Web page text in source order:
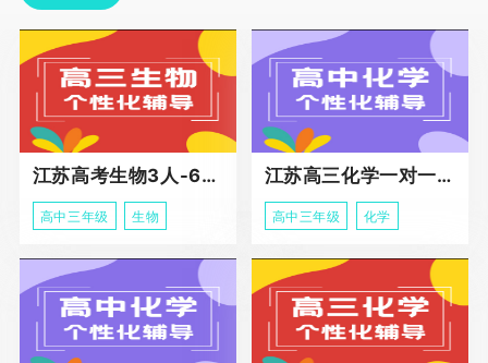
江苏高考生物3人-6人小班助力课程
高中三年级 生物
江苏高三化学一对一个性化冲刺辅导
高中三年级 化学